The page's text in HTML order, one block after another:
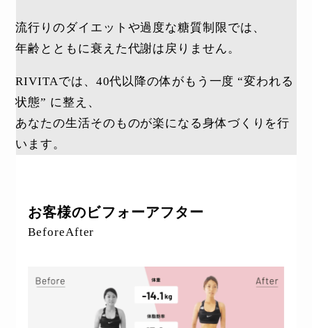
流行りのダイエットや過度な糖質制限では、
年齢とともに衰えた代謝は戻りません。
RIVITAでは、40代以降の体がもう一度 “変われる
状態” に整え、
あなたの生活そのものが楽になる身体づくりを行
います。
お客様のビフォーアフター
BeforeAfter